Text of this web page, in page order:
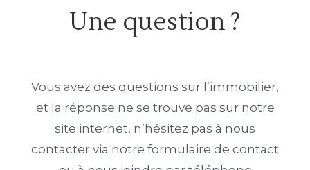
Une question ?
Vous avez des questions sur l’immobilier,
et la réponse ne se trouve pas sur notre
site internet, n’hésitez pas à nous
contacter via notre formulaire de contact